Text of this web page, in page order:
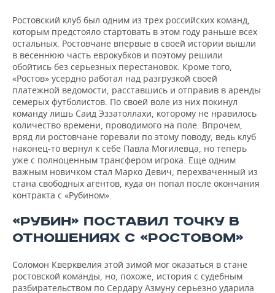
Ростовский клуб был одним из трех российских команд,
которым предстояло стартовать в этом году раньше всех
остальных. Ростовчане впервые в своей истории вышли
в весеннюю часть еврокубков и поэтому решили
обойтись без серьезных перестановок. Кроме того,
«Ростов» усердно работал над разгрузкой своей
платежной ведомости, расставшись и отправив в аренды
семерых футболистов. По своей воле из них покинул
команду лишь Саид Эззатоллахи, которому не нравилось
количество времени, проводимого на поле. Впрочем,
вряд ли ростовчане горевали по этому поводу, ведь клуб
наконец-то вернул к себе Павла Могилевца, но теперь
уже с полноценным трансфером игрока. Еще одним
важным новичком стал Марко Девич, перехваченный из
стана свободных агентов, куда он попал после окончания
контракта с «Рубином».
«РУБИН» ПОСТАВИЛ ТОЧКУ В
ОТНОШЕНИЯХ С «РОСТОВОМ»
Соломон Кверквелия этой зимой мог оказаться в стане
ростовской команды, но, похоже, история с судебным
разбирательством по Сердару Азмуну серьезно ударила